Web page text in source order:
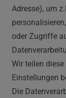
0212
Montag -
AGB
Adresse), um
oder Zugriffe
Wir teilen
Einstellungen
Die